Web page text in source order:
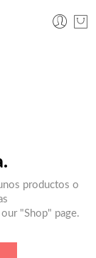
productos o
"Shop" page.